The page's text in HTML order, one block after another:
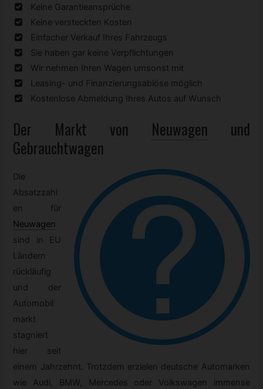
Keine Garantieansprüche
Keine versteckten Kosten
Einfacher Verkauf Ihres Fahrzeugs
Sie haben gar keine Verpflichtungen
Wir nehmen Ihren Wagen umsonst mit
Leasing- und Finanzierungsablöse möglich
Kostenlose Abmeldung Ihres Autos auf Wunsch
Der Markt von Neuwagen
und
Gebrauchtwagen
Die
Absatzzahl
en für
Neuwagen
sind in EU
Ländern
rückläufig
und der
Automobil
markt
stagniert
hier seit
einem Jahrzehnt. Trotzdem erzielen deutsche Automarken
wie Audi, BMW, Mercedes oder Volkswagen immense